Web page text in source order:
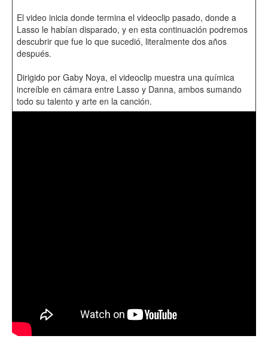
El video inicia donde termina el videoclip pasado, donde a
Lasso le habían disparado, y en esta continuación podremos
descubrir que fue lo que sucedió, literalmente dos años
después.
Dirigido por Gaby Noya, el videoclip muestra una química
increíble en cámara entre Lasso y Danna, ambos sumando
todo su talento y arte en la canción.